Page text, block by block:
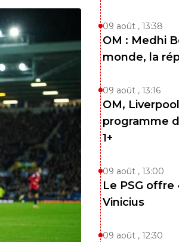
09 août , 13:38
OM : Medhi
monde, la
09 août , 13:16
OM,
programme
1+
09 août , 13:00
Le PSG
Vinicius
09 août , 12:30